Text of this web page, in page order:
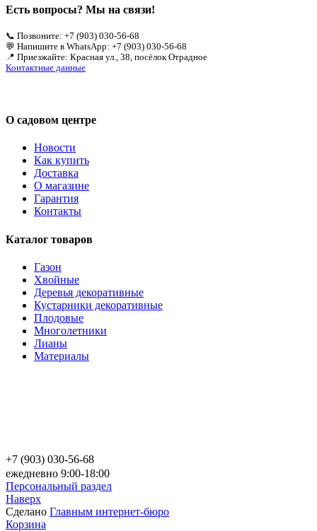
Есть вопросы? Мы на связи!
📞 Позвоните: +7 (903) 030-56-68
💬 Напишите в WhatsApp: +7 (903) 030-56-68
📍 Приезжайте: Красная ул., 38, посёлок Отрадное
Контактные данные
О садовом центре
Новости
Как купить
Доставка
О магазине
Гарантия
Контакты
Каталог товаров
Газон
Хвойные
Деревья декоративные
Кустарники декоративные
Плодовые
Многолетники
Лианы
Материалы
+7 (903) 030-56-68
ежедневно 9:00-18:00
Персональный раздел
Наверх
Сделано Главным интернет-бюро
Корзина